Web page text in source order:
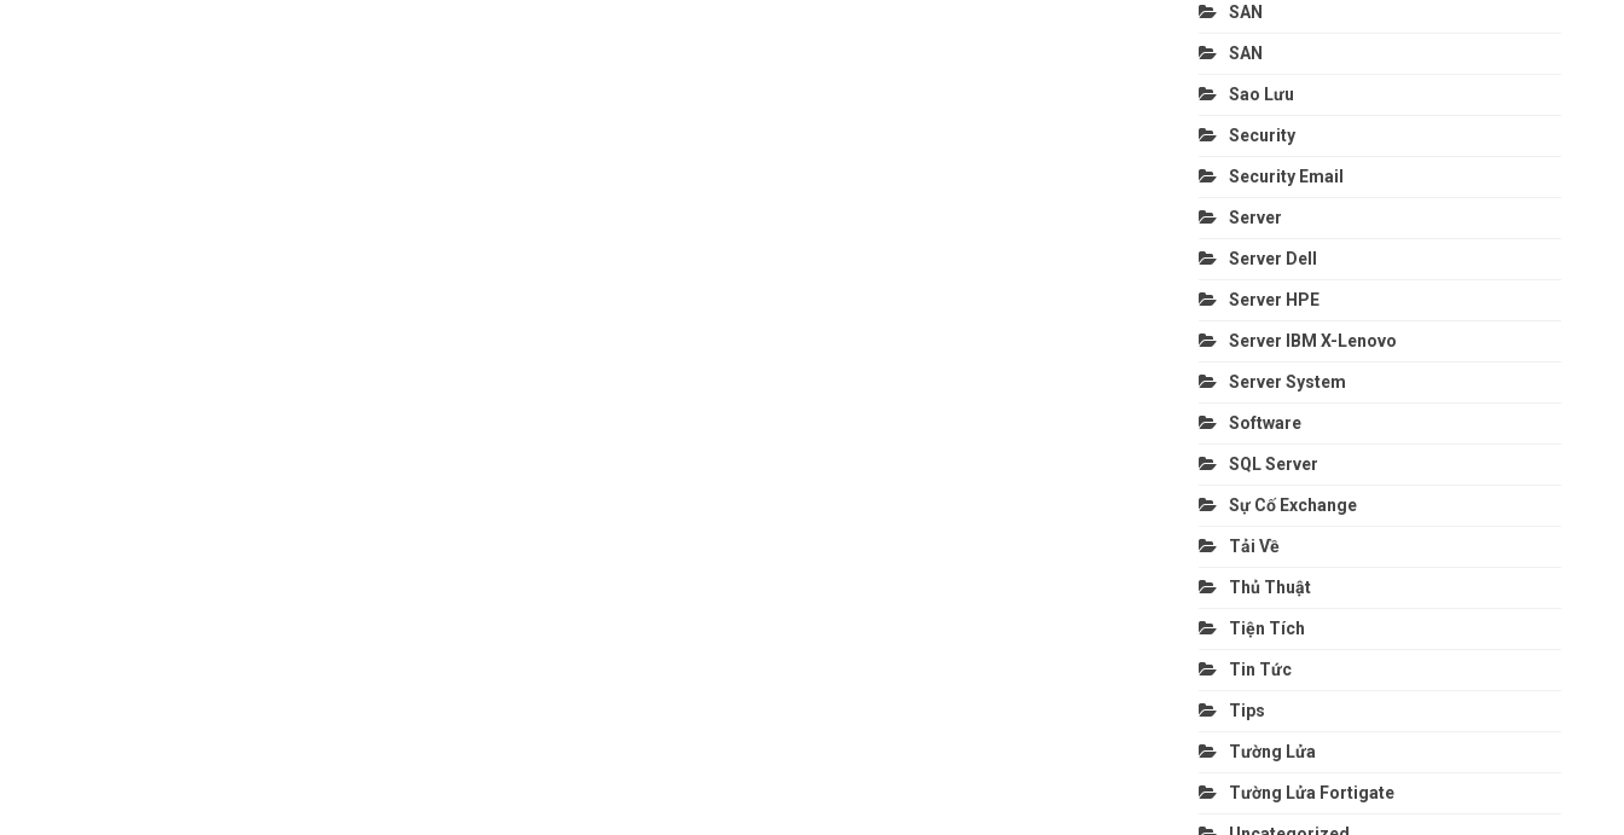
SAN
SAN
Sao Lưu
Security
Security Email
Server
Server Dell
Server HPE
Server IBM X-Lenovo
Server System
Software
SQL Server
Sự Cố Exchange
Tải Về
Thủ Thuật
Tiện Tích
Tin Tức
Tips
Tường Lửa
Tường Lửa Fortigate